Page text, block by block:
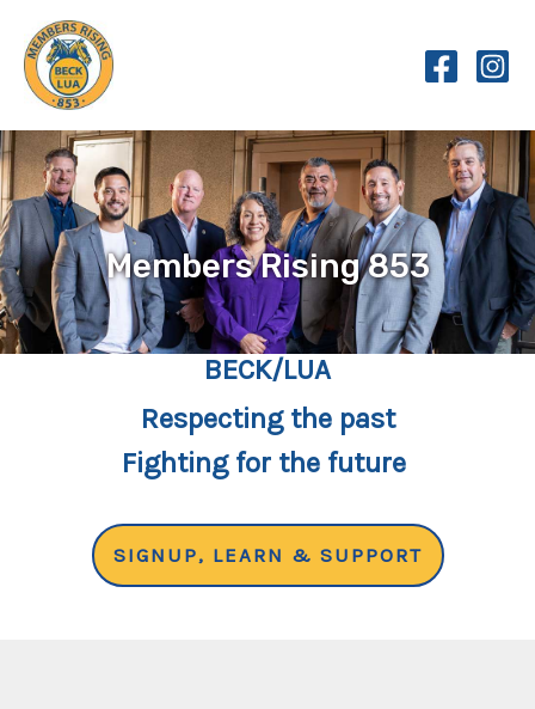
content
Members Rising 853
BECK/LUA
Respecting the past
Fighting for the future
SIGNUP, LEARN & SUPPORT